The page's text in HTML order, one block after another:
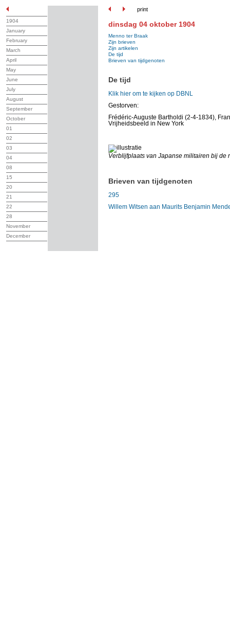
print
1904
January
February
March
April
May
June
July
August
September
October
01
02
03
04
08
15
20
21
22
28
November
December
dinsdag 04 oktober 1904
Menno ter Braak
Zijn brieven
Zijn artikelen
De tijd
Brieven van tijdgenoten
De tijd
Klik hier om te kijken op DBNL
Gestorven:
Frédéric-Auguste Bartholdi (2-4-1834),
Vrijheidsbeeld in New York
Verblijfplaats van Japanse militairen bij de
Brieven van tijdgenoten
295
Willem Witsen aan Maurits Benjamin